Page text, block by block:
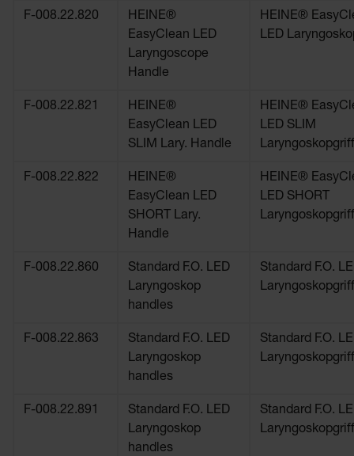
F-008.22.820
HEINE®
EasyClean LED
Laryngoscope
Handle
HEINE®
LED
F-008.22.821
HEINE®
EasyClean LED
SLIM Lary. Handle
HEINE®
LED SLIM
Laryngoskopgriff
F-008.22.822
HEINE®
EasyClean LED
SHORT Lary.
Handle
HEINE®
LED SHORT
Laryngoskopgriff
F-008.22.860
Standard F.O. LED
Laryngoskop
handles
Standard F.O.
Laryngoskopgriff
F-008.22.863
Standard F.O. LED
Laryngoskop
handles
Standard F.O.
Laryngoskopgriff
F-008.22.891
Standard F.O. LED
Laryngoskop
handles
Standard F.O.
Laryngoskopgriff